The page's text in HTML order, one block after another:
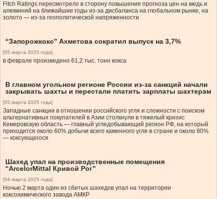
Fitch Ratings пересмотрело в сторону повышения прогноза цен на медь и
алюминий на ближайшие годы из-за дисбаланса на глобальном рынке, на
золото — из-за геополитической напряженности
“Запорожкокс” Ахметова сократил выпуск на 3,7%
[05 марта 2025 года]
в феврале произведено 61,2 тыс. тонн кокса
В главном угольном регионе России из-за санкций начали
закрывать шахты и перестали платить зарплаты шахтерам
[05 марта 2025 года]
Западные санкции в отношении российского угля и сложности с поиском
альтернативных покупателей в Азии столкнули в тяжелый кризис
Кемеровскую область — главный угледобывающий регион РФ, на который
приходится около 60% добычи всего каменного угля в стране и около 80%
— коксующегося
Шахед упал на производственные помещения
“ArcelorMittal Кривой Рог”
[04 марта 2025 года]
Ночью 2 марта один из сбитых шахедов упал на территории
коксохимического завода АМКР